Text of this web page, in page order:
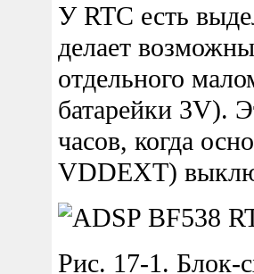
У RTC есть
делает
отдельного
батарейки 3V).
часов, когда
VDDEXT)
Рис. 17-1. Блок-